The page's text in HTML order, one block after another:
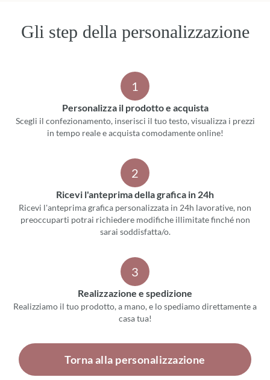
Gli step della personalizzazione
1
Personalizza il prodotto e acquista
Scegli il confezionamento, inserisci il tuo testo, visualizza i prezzi
in tempo reale e acquista comodamente online!
2
Ricevi l'anteprima della grafica in 24h
Ricevi l'anteprima grafica personalizzata in 24h lavorative, non
preoccuparti potrai richiedere modifiche illimitate finché non
sarai soddisfatta/o.
3
Realizzazione e spedizione
Realizziamo il tuo prodotto, a mano, e lo spediamo direttamente a
casa tua!
Torna alla personalizzazione